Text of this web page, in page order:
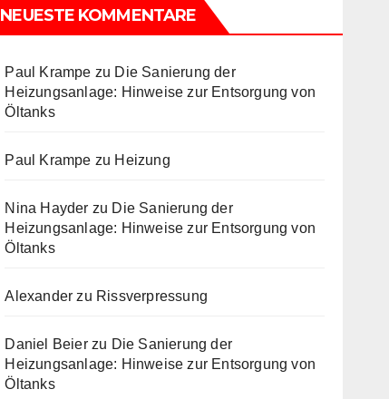
NEUESTE KOMMENTARE
Paul Krampe zu Die Sanierung der
Heizungsanlage: Hinweise zur Entsorgung von
Öltanks
Paul Krampe zu Heizung
Nina Hayder zu Die Sanierung der
Heizungsanlage: Hinweise zur Entsorgung von
Öltanks
Alexander zu Rissverpressung
Daniel Beierzu Die Sanierung der
Heizungsanlage: Hinweise zur Entsorgung von
Öltanks